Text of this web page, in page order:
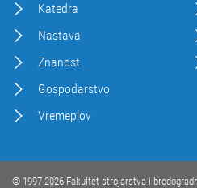
Katedra
Nastava
Znanost
Gospodarstvo
Vremeplov
© 1997-2026 Fakultet strojarstva i